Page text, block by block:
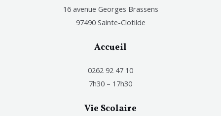
16 avenue Georges Brassens
97490 Sainte-Clotilde
Accueil
0262 92 47 10
7h30 – 17h30
Vie Scolaire